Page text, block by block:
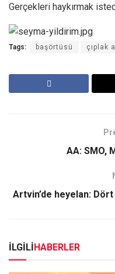
Gerçekleri haykırmak
Tags: başörtüsü çıplak
AA: SMO,
Artvin’de heyelan: Dört
İLGİLİHABERLER